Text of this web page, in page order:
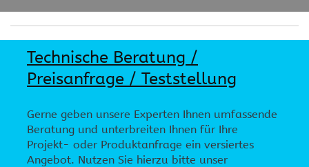
Technische Beratung /
Preisanfrage / Teststellung
Gerne geben unsere Experten Ihnen umfassende
Beratung und unterbreiten Ihnen für Ihre
Projekt- oder Produktanfrage ein versiertes
Angebot. Nutzen Sie hierzu bitte unser